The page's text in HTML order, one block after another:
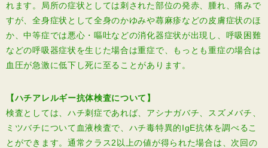
れます。局所の症状としては刺された部位の発赤、腫れ、痛みで
すが、全身症状として全身のかゆみや蕁麻疹などの皮膚症状のほ
か、中等症では悪心・嘔吐などの消化器症状が出現し、呼吸困難
などの呼吸器症状を生じた場合は重症で、もっとも重症の場合は
血圧が急激に低下し死に至ることがあります。
【ハチアレルギー抗体検査について】
検査としては、ハチ刺症であれば、アシナガバチ、スズメバチ、
ミツバチについて血液検査で、ハチ毒特異的IgE抗体を調べるこ
とができます。通常クラス2以上の値が得られた場合は、次回の